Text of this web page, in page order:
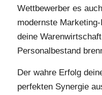
Wettbewerber es
modernste
deine
Personalbestand
Der wahre Erfolg
perfekten Synergie